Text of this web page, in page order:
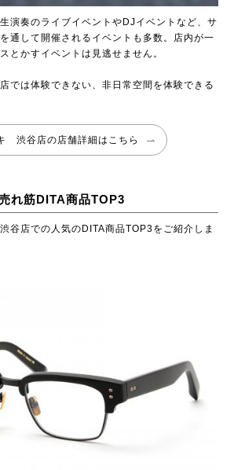
演奏のライブイベントやDJイベントなど、サ
通して開催されるイベントも多数。店内が一
とかすイベントは見逃せません。
では体験できない、非日常空間を体験できる
渋谷店の店舗詳細はこちら
れ筋DITA商品TOP3
谷店での人気のDITA商品TOP3をご紹介しま